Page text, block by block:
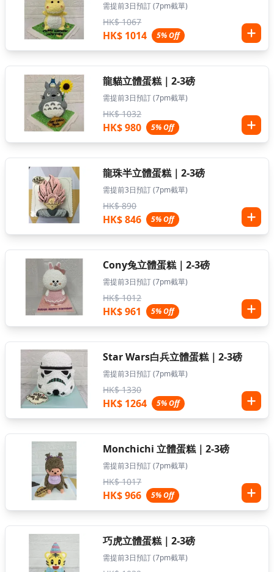
需提前3日預訂 (7pm截單)
HK$ 1067
HK$ 1014 5% Off
龍貓立體蛋糕｜2-3磅
需提前3日預訂 (7pm截單)
HK$ 1032
HK$ 980 5% Off
龍珠半立體蛋糕｜2-3磅
需提前3日預訂 (7pm截單)
HK$ 890
HK$ 846 5% Off
Cony兔立體蛋糕｜2-3磅
需提前3日預訂 (7pm截單)
HK$ 1012
HK$ 961 5% Off
Star Wars白兵立體蛋糕｜2-3磅
需提前3日預訂 (7pm截單)
HK$ 1330
HK$ 1264 5% Off
Monchichi 立體蛋糕｜2-3磅
需提前3日預訂 (7pm截單)
HK$ 1017
HK$ 966 5% Off
巧虎立體蛋糕｜2-3磅
需提前3日預訂 (7pm截單)